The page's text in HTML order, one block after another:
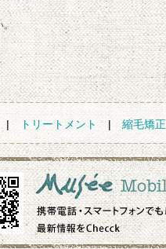
。
| トリートメント | 縮毛矯正